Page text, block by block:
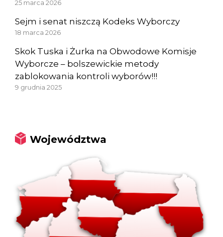
25 marca 2026
Sejm i senat niszczą Kodeks Wyborczy
18 marca 2026
Skok Tuska i Żurka na Obwodowe Komisje
Wyborcze – bolszewickie metody
zablokowania kontroli wyborów!!!
9 grudnia 2025
Województwa